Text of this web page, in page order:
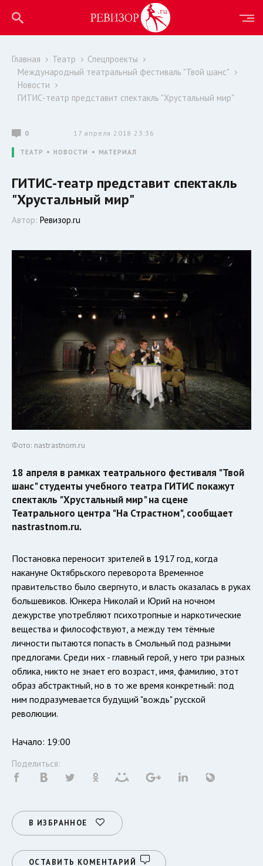
Главная Театр
Спецпроекты
Международный театральный фестиваль "Твой шанс"
Новости
ГИТИС-театр представит спектакль "Хрустальный мир"
0 17 апреля 2018 23:36
ТЕАТР НОВОСТИ МАТЕРИАЛ
ГИТИС-театр представит спектакль
"Хрустальный мир"
Автор: Ревизор.ru
Фото: nastrastnom.ru
18 апреля в рамках театрального фестиваля "Твой
шанс" студенты учебного театра ГИТИС покажут
спектакль "Хрустальный мир" на сцене
Театрального центра "На Страстном", сообщает
nastrastnom.ru.
Постановка переносит зрителей в 1917 год, когда
накануне Октябрьского переворота Временное
правительство было свергнуто, и власть оказалась в руках
большевиков. Юнкера Николай и Юрий на ночном
дежурстве употребляют психотропные и наркотические
вещества и философствуют, а между тем тёмные
личности пытаются попасть в Смольный под разными
предлогами. Среди них - главный герой, у него три разных
облика, никто не знает его возраст, имя, фамилию, этот
образ абстрактный, но в то же время конкретный: под
ним подразумевается будущий "вождь" русской
революции.
Начало: 19:00
Поделиться:
В ИЗБРАННОЕ
ОСТАВИТЬ КОМЕНТАРИЙ